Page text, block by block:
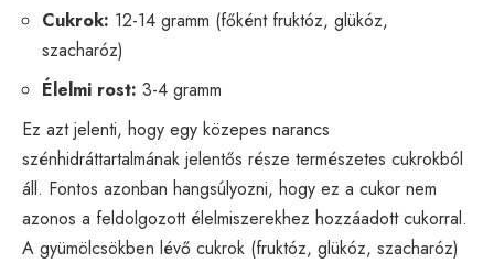
Cukrok: 12-14 gramm (főként fruktóz, glükóz,
szacharóz)
Élelmi rost: 3-4 gramm
Ez azt jelenti, hogy egy közepes narancs
szénhidráttartalmának jelentős része természetes cukrokból
áll. Fontos azonban hangsúlyozni, hogy ez a cukor nem
azonos a feldolgozott élelmiszerekhez hozzáadott cukorral.
A gyümölcsökben lévő cukrok (fruktóz, glükóz, szacharóz)